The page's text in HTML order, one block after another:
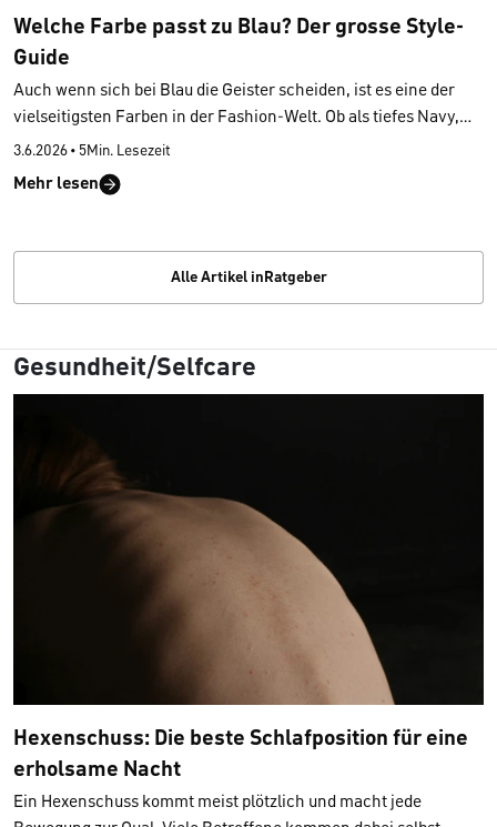
Welche Farbe passt zu Blau? Der grosse Style-
Guide
Auch wenn sich bei Blau die Geister scheiden, ist es eine der
vielseitigsten Farben in der Fashion-Welt. Ob als tiefes Navy,
zartes Hellblau oder kräftiges Kobalt:
lässt sich so flexibel kombinieren
Farbtöne harmonieren, trägt Blau dabei mit noch mehr Freude,
3.6.2026 • 5Min. Lesezeit
Mehr lesen
Alle Artikel inRatgeber
Gesundheit/Selfcare
Hexenschuss: Die beste Schlafposition für eine
erholsame Nacht
Ein Hexenschuss kommt meist plötzlich und macht jede